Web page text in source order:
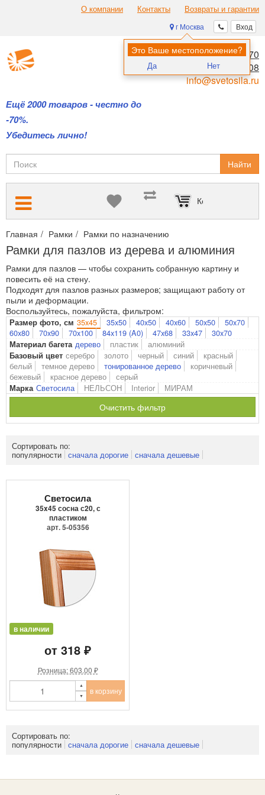
О компании Контакты Возвраты и гарантии
Вход
г Москва
Это Ваше местоположение?
Да Нет
Ещё 2000 товаров - честно до
-70%.
Убедитесь лично!
8 (495) 970-00-70
8 (800) 700-11-08
info@svetosila.ru
Найти
Корзина пуста
Главная Рамки Рамки по назначению
Рамки для пазлов из дерева и алюминия
Рамки для пазлов — чтобы сохранить собранную картину и
повесить её на стену.
Подходят для пазлов разных размеров; защищают работу от
пыли и деформации.
Воспользуйтесь, пожалуйста, фильтром:
Размер фото, см 35x45 35x50 40x50 40x60 50x50
50x70
60x80
70x90 70x100 84x119 (A0) 47x68 33x47 30x70
Материал багета дерево пластик алюминий
Базовый цвет серебро золото черный синий
красный
белый
темное дерево тонированное дерево
коричневый
бежевый
красное дерево серый
Марка Светосила НЕЛЬСОН Interior МИРАМ
Очистить фильтр
Сортировать по:
популярности сначала дорогие сначала дешевые
Светосила
35x45 сосна с20, с
пластиком
арт. 5-05356
в наличии
от 318 ₽
Розница: 603.00 ₽
в корзину
Сортировать по:
популярности сначала дорогие сначала дешевые